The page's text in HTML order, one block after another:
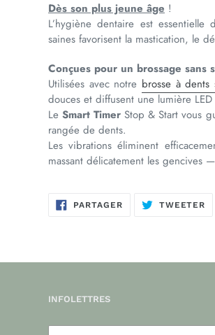
Dès son plus jeune âge !
L’hygiène dentaire est
saines favorisent la mastication, le
Conçues pour un brossage sans
Utilisées avec notre brosse à
douces et diffusent une lumière
LeSmart Timer Stop & Start vous
rangée de dents.
Les vibrations éliminent
massant délicatement les gencives
PARTAGERPARTAGER
SUR
TWEETER
INFOLETTRES